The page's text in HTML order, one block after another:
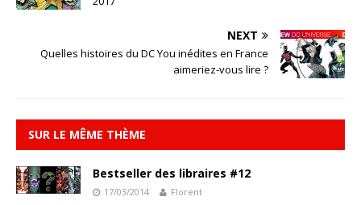
NEXT
Quelles histoires du DC You inédites en France
aimeriez-vous lire ?
SUR LE MÊME THÈME
Bestseller des libraires #12
17/03/2014 Florent